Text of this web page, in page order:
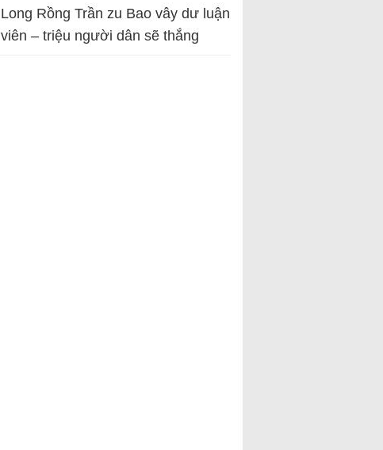
Long Rồng Trần zu Bao vây dư luận
viên – triệu người dân sẽ thắng